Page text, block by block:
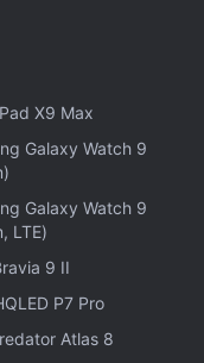
mégapixels avec
une
dotée de
X9 Max
Galaxy Watch 9
Galaxy Watch 9
LTE)
9 II
P7 Pro
Atlas 8